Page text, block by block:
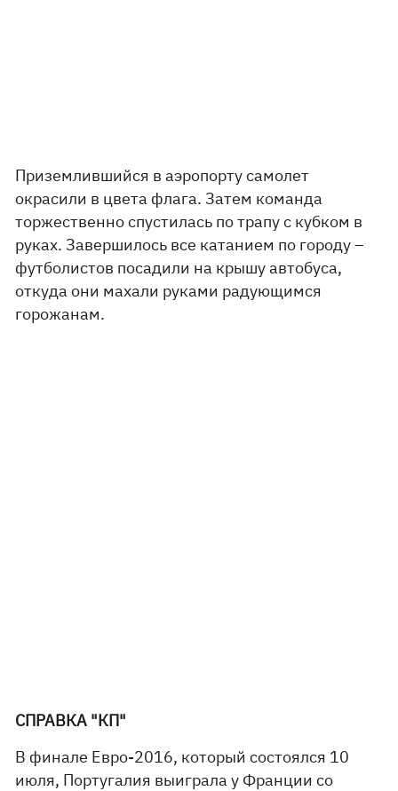
Приземлившийся в аэропорту самолет
окрасили в цвета флага. Затем команда
торжественно спустилась по трапу с кубком в
руках. Завершилось все катанием по городу –
футболистов посадили на крышу автобуса,
откуда они махали руками радующимся
горожанам.
СПРАВКА "КП"
В финале Евро-2016, который состоялся 10
июля, Португалия выиграла у Франции со